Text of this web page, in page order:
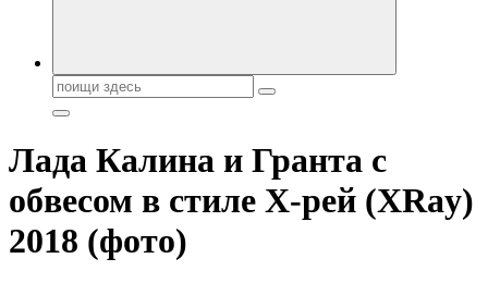
Поиск:
Лада Калина и Гранта с
обвесом в стиле Х-рей (XRay)
2018 (фото)